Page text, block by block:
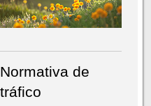
Normativa de
tráfico